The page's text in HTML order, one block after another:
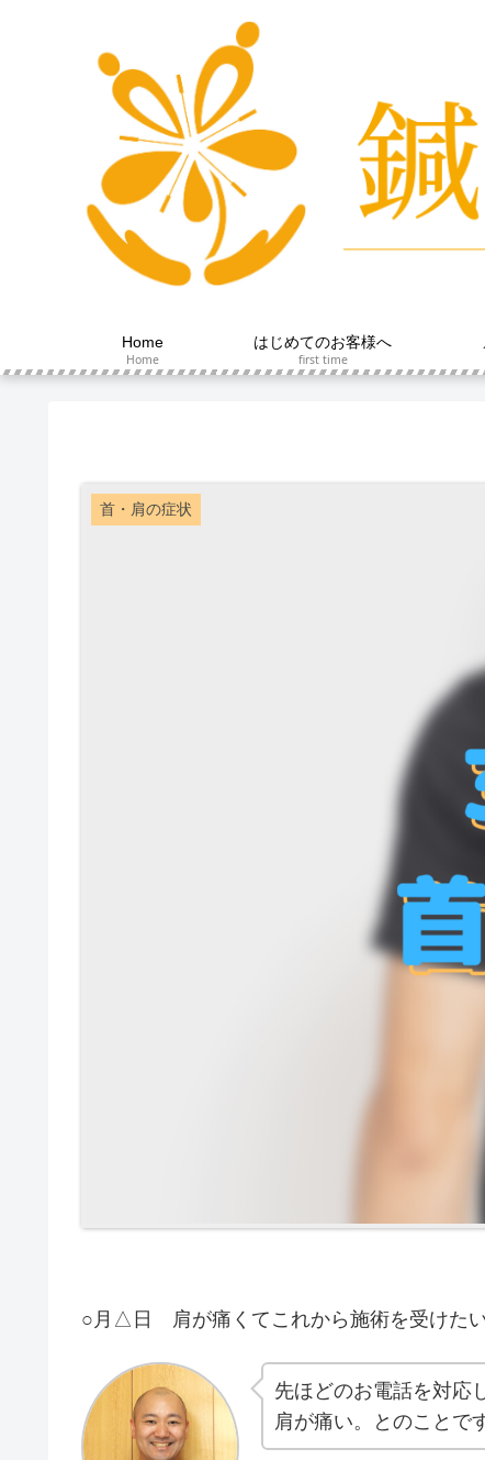
Home
Home
はじめてのお客様へ
first time
首・肩の症状
○月△日 肩が痛くてこれから施術を受けたい
先ほどのお電話を対応
肩が痛い。とのことで